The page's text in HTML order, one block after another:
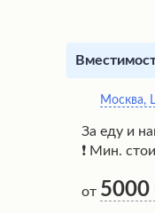
Москва,
За еду и
❗ Мин.
от 5000